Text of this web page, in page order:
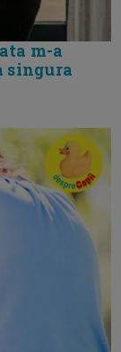
m-a
singura